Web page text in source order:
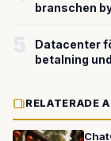
branschen
Datacenter
betalning
RELATERADE